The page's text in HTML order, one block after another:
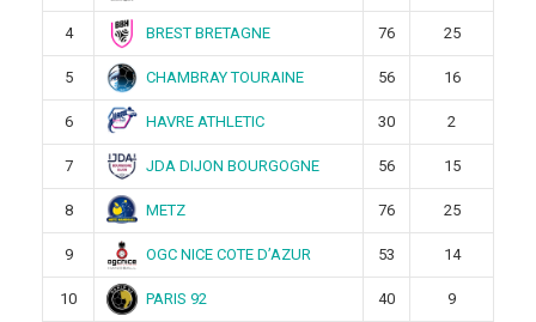
4 BREST BRETAGNE 76 25
5 CHAMBRAY TOURAINE 56 16
6 HAVRE ATHLETIC 30 2
7 JDA DIJON BOURGOGNE 56 15
8 METZ 76 25
9 OGC NICE COTE D’AZUR 53 14
10 PARIS 92 40 9